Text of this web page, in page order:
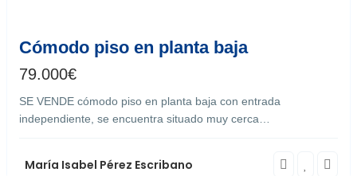
Cómodo piso en planta baja
79.000€
SE VENDE cómodo piso en planta baja con entrada
independiente, se encuentra situado muy cerca…
María Isabel Pérez Escribano